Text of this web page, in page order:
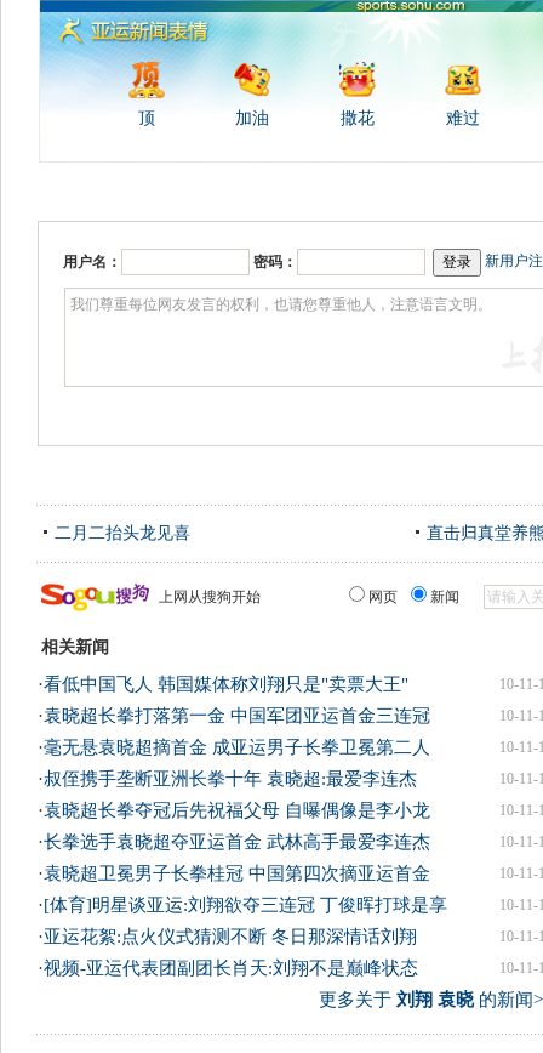
顶 加油 撒花 难过
用户名： 密码： 新用户
二月二抬头龙见喜 直击归真堂养
上网从搜狗开始 网页 新闻
相关新闻
10-11-
·看低中国飞人 韩国媒体称刘翔只是"卖票大王"
10-11-
·袁晓超长拳打落第一金 中国军团亚运首金三连冠
10-11-
·毫无悬袁晓超摘首金 成亚运男子长拳卫冕第二人
10-11-
·叔侄携手垄断亚洲长拳十年 袁晓超:最爱李连杰
10-11-
·袁晓超长拳夺冠后先祝福父母 自曝偶像是李小龙
10-11-
·长拳选手袁晓超夺亚运首金 武林高手最爱李连杰
10-11-
·袁晓超卫冕男子长拳桂冠 中国第四次摘亚运首金
10-11-
·[体育]明星谈亚运:刘翔欲夺三连冠 丁俊晖打球是享
10-11-
·亚运花絮:点火仪式猜测不断 冬日那深情话刘翔
10-11-
·视频-亚运代表团副团长肖天:刘翔不是巅峰状态
更多关于 刘翔 袁晓的新闻